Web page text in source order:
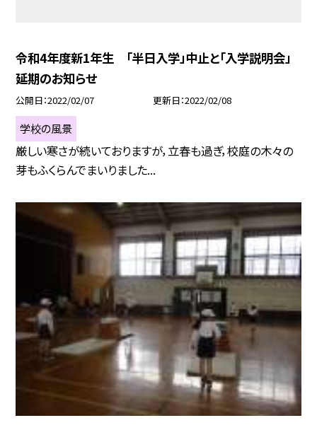
令和4年度新1年生 「半日入学」中止と「入学説明会」
延期のお知らせ
公開日 2022/02/07 更新日 2022/02/08
学校の風景
厳しい寒さが続いておりますが，立春も過ぎ，校庭の木々の
芽もふくらんでまいりました...